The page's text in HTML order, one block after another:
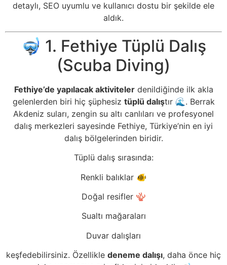
detaylı, SEO uyumlu ve kullanıcı dostu bir şekilde ele
aldık.
🤿 1. Fethiye Tüplü Dalış
(Scuba Diving)
Fethiye’de yapılacak aktivitelerdenildiğinde ilk akla
gelenlerden biri hiç şüphesiz tüplü dalıştır 🌊. Berrak
Akdeniz suları, zengin su altı canlıları ve profesyonel
dalış merkezleri sayesinde Fethiye, Türkiye’nin en iyi
dalış bölgelerinden biridir.
Tüplü dalış sırasında:
Renkli balıklar 🐠
Doğal resifler 🪸
Sualtı mağaraları
Duvar dalışları
keşfedebilirsiniz. Özellikle deneme dalışı, daha önce hiç